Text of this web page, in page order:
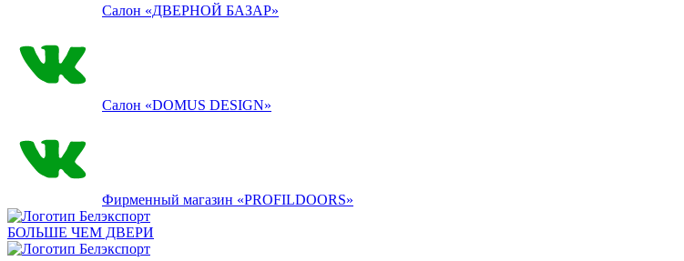
Салон «ДВЕРНОЙ БАЗАР»
Салон «DOMUS DESIGN»
Фирменный магазин «PROFILDOORS»
БОЛЬШЕ ЧЕМ ДВЕРИ